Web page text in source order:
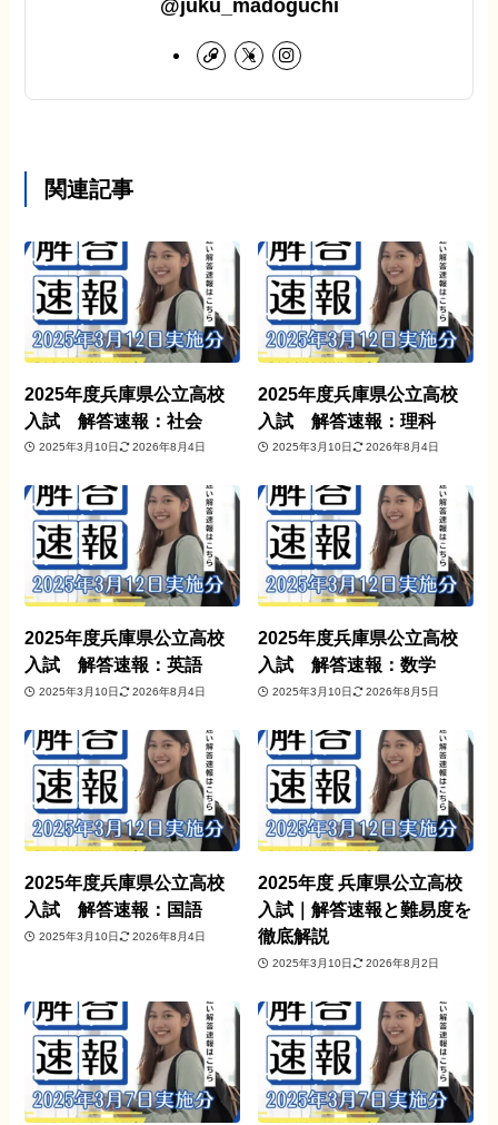
@juku_madoguchi
関連記事
2025年度兵庫県公立高校
入試 解答速報：社会
2025年3月10日 2026年8月4日
2025年度兵庫県公立高校
入試 解答速報：理科
2025年3月10日 2026年8月4日
2025年度兵庫県公立高校
入試 解答速報：英語
2025年3月10日 2026年8月4日
2025年度兵庫県公立高校
入試 解答速報：数学
2025年3月10日 2026年8月5日
2025年度兵庫県公立高校
入試 解答速報：国語
2025年3月10日 2026年8月4日
2025年度 兵庫県公立高校
入試｜解答速報と難易度を
徹底解説
2025年3月10日 2026年8月2日